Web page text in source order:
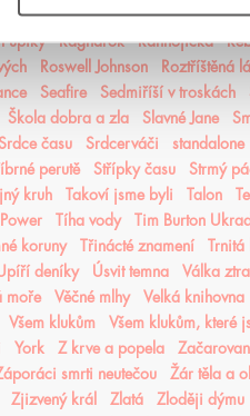
popela Princové hříchů
Pupíky Ragnarök Ranhojička
Roswell Johnson Roztříštěná
Seafire Sedmiříší v troskách
Škola dobra a zla Slavné Jane
času Srdcerváči standalone
perutě Střípky času Strmý
kruh Takoví jsme byli Talon
Tíha vody Tim Burton
koruny Třinácté znamení
deníky Úsvit temna Válka
moře Věčné mlhy Velká knihovna
Všem klukům Všem klukům, které
York Z krve a popela
smrti neutečou Žár těla a
Zjizvený král Zlatá Zloději dýmu